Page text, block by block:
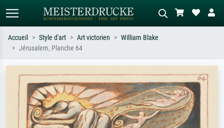
Recherchez par artiste, titre ou style –
ex. Monet, Nuit étoilée,
impressionnisme, vague de Hokusai,
nu.
Décrivez la scène – ex. prairie verte,
abstrait avec beaucoup de rouge,
tableau sombre, nu debout près d'un
arbre.
Accueil Style d'art Art victorien
William Blake
Jérusalem, Planche 64